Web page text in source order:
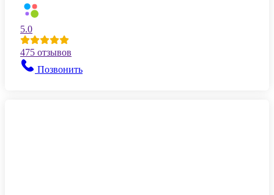
5.0
475 отзывов
Позвонить